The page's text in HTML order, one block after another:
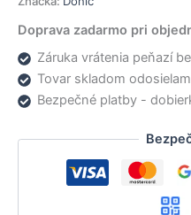
Doprava zadarmo pri
Záruka vrátenia peňazí
Tovar skladom
Bezpečné platby -